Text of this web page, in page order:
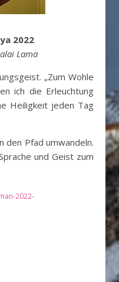
2022
Lama
„Zum Wohle
ich die Erleuchtung
Heiligkeit jeden Tag
den Pfad umwandeln.
und Geist zum
2022-